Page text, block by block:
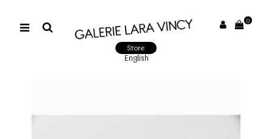
0
Store
English